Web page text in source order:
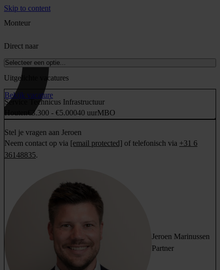
Skip to content
Monteur
Direct naar
Selecteer een optie...
Uitgelichte vacatures
Service Technicus Infrastructuur
€3.300 - €5.00040 uurMBO
Bekijk vacature
Stel je vragen aan Jeroen
Neem contact op via [email protected] of telefonisch via +31 6
36148835.
Jeroen Marinussen
Partner